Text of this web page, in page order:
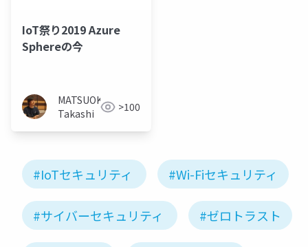
IoT祭り2019 Azure
Sphereの今
MATSUOKA
Takashi
>100
#IoTセキュリティ #Wi-Fiセキュリティ
#サイバーセキュリティ #ゼロトラスト